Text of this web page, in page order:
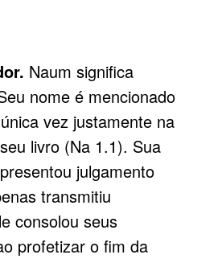
Naum significa
nome é mencionado
vez justamente na
livro (Na 1.1). Sua
julgamento
transmitiu
consolou seus
profetizar o fim da